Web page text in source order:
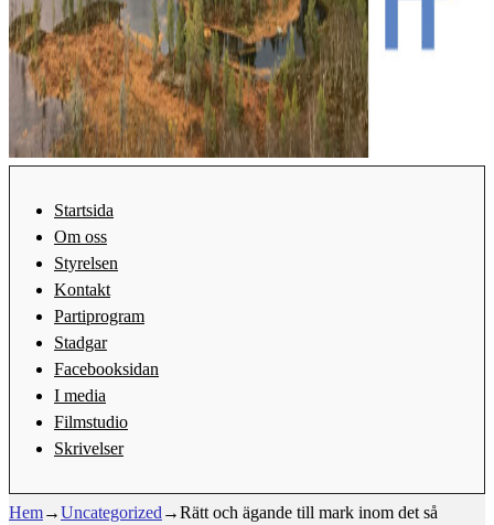
Startsida
Om oss
Styrelsen
Kontakt
Partiprogram
Stadgar
Facebooksidan
I media
Filmstudio
Skrivelser
Hem→Uncategorized →Rätt och ägande till mark inom det så